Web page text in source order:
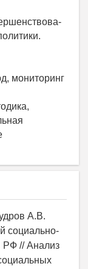
мониторинг
А.В.
социально-
РФ // Анализ